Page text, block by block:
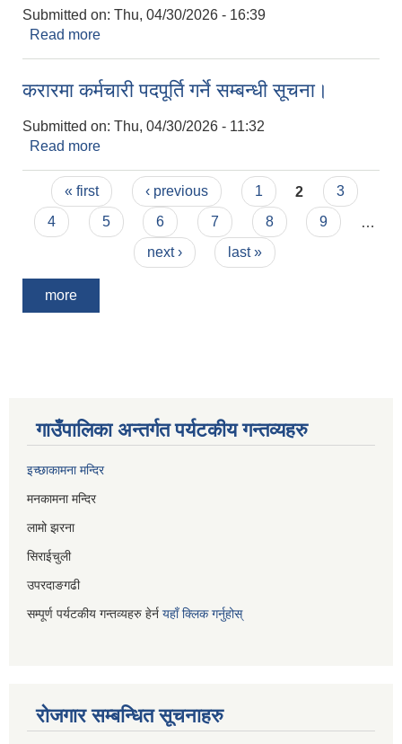
Submitted on: Thu, 04/30/2026 - 16:39
Read more
करारमा कर्मचारी पदपूर्ति गर्ने सम्बन्धी सूचना।
Submitted on: Thu, 04/30/2026 - 11:32
Read more
Pages
« first ‹ previous 1 2
3
4
5 6 7 8 9
next ›
last »
more
गाउँपालिका अन्तर्गत पर्यटकीय गन्तव्यहरु
इच्छाकामना मन्दिर
मनकामना मन्दिर
लामो झरना
सिराईचुली
उपरदाङगढी
सम्पूर्ण पर्यटकीय गन्तव्यहरु हेर्न यहाँ क्लिक गर्नुहोस्
रोजगार सम्बन्धित सूचनाहरु